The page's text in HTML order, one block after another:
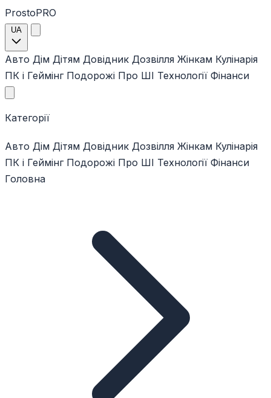
ProstoPRO
UA
Авто Дім Дітям Довідник Дозвілля Жінкам Кулінарія
ПК і Геймінг Подорожі Про ШІ Технології Фінанси
Категорії
Авто Дім Дітям Довідник Дозвілля Жінкам Кулінарія
ПК і Геймінг Подорожі Про ШІ Технології Фінанси
Головна